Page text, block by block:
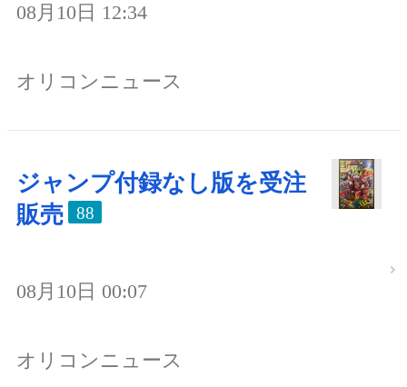
08月10日 12:34
オリコンニュース
ジャンプ付録なし版を受注
販売
88
08月10日 00:07
オリコンニュース